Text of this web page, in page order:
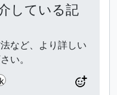
している記
など、より詳しい
い。